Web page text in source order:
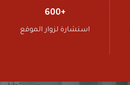
+600
استشارة لزوار الموقع